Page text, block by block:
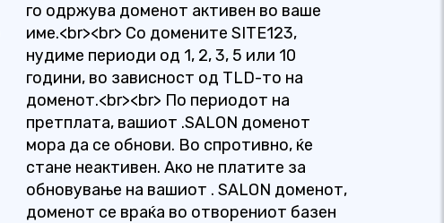
го одржува доменот активен во ваше
име.<br><br> Со домените SITE123,
нудиме периоди од 1, 2, 3, 5 или 10
години, во зависност од TLD-то на
доменот.<br><br> По периодот на
претплата, вашиот .SALON доменот
мора да се обнови. Во спротивно, ќе
стане неактивен. Ако не платите за
обновување на вашиот . SALON доменот,
доменот се враќа во отворениот базен